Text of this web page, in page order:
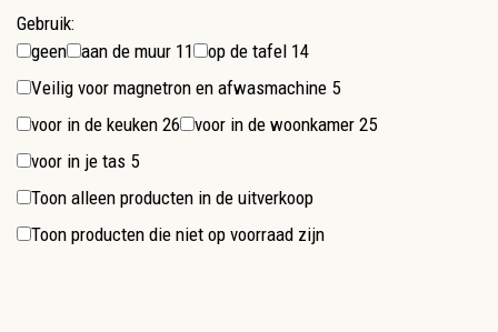
Gebruik:
geen
aan de muur 11 op de tafel 14
Veilig voor magnetron en afwasmachine 5
voor in de keuken 26 voor in de woonkamer 25
voor in je tas 5
Toon alleen producten in de uitverkoop
Toon producten die niet op voorraad zijn